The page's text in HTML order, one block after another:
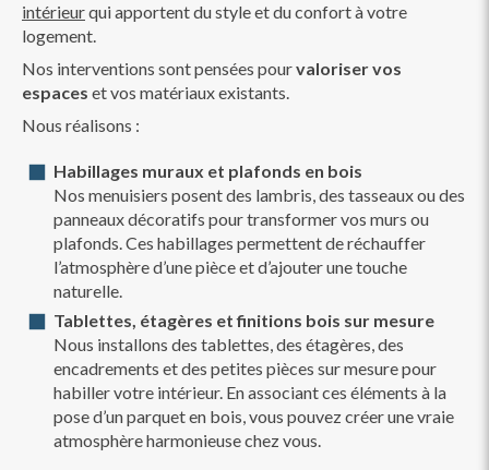
intérieurqui apportent du style et du confort à votre
logement.
Nos interventions sont pensées pourvaloriser vos
espaces et vos matériaux existants.
Nous réalisons :
Habillages muraux et plafonds en bois
Nos menuisiers posent des lambris, des tasseaux ou des
panneaux décoratifs pour transformer vos murs ou
plafonds. Ces habillages permettent de réchauffer
l’atmosphère d’une pièce et d’ajouter une touche
naturelle.
Tablettes, étagères et finitions bois sur mesure
Nous installons des tablettes, des étagères, des
encadrements et des petites pièces sur mesure pour
habiller votre intérieur. En associant ces éléments à la
pose d’un parquet en bois, vous pouvez créer une vraie
atmosphère harmonieuse chez vous.